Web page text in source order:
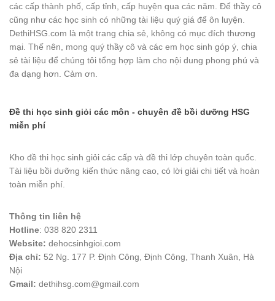
các cấp thành phố, cấp tỉnh, cấp huyện qua các năm. Để thầy cô
cũng như các học sinh có những tài liệu quý giá để ôn luyện.
DethiHSG.com là một trang chia sẻ, không có mục đích thương
mại. Thế nên, mong quý thầy cô và các em học sinh góp ý, chia
sẻ tài liệu để chúng tôi tổng hợp làm cho nội dung phong phú và
đa dạng hơn. Cảm ơn.
Đề thi học sinh giỏi các môn - chuyên đề bồi dưỡng HSG
miễn phí
Kho đề thi học sinh giỏi các cấp và đề thi lớp chuyên toàn quốc.
Tài liệu bồi dưỡng kiến thức nâng cao, có lời giải chi tiết và hoàn
toàn miễn phí.
Thông tin liên hệ
Hotline: 038 820 2311
Website: dehocsinhgioi.com
Địa chỉ: 52 Ng. 177 P. Định Công, Định Công, Thanh Xuân, Hà
Nội
Gmail: dethihsg.com@gmail.com